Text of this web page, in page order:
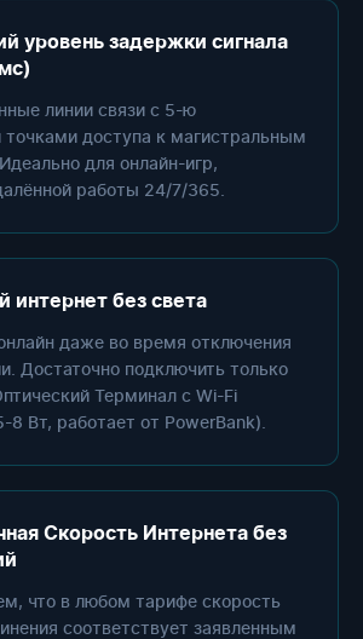
уровень задержки сигнала
линии связи с 5-ю
доступа к магистральным
для онлайн-игр,
работы 24/7/365.
интернет без света
даже во время отключения
Достаточно подключить только
Терминал с Wi-Fi
8 Вт, работает от PowerBank).
Скорость Интернета без
что в любом тарифе скорость
соответствует заявленным